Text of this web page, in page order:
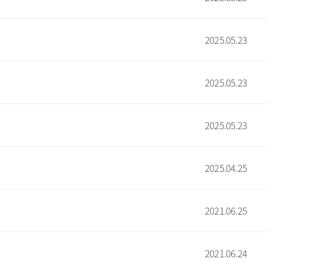
2025.05.23
2025.05.23
2025.05.23
2025.04.25
2021.06.25
2021.06.24